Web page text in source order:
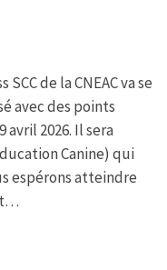
de la CNEAC va se
avec des points
avril 2026. Il sera
Canine) qui
espérons atteindre